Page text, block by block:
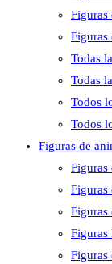
Figuras
Figuras
Todas
Todas
Todos
Todos
Figuras de
Figuras
Figuras
Figuras
Figuras
Figuras